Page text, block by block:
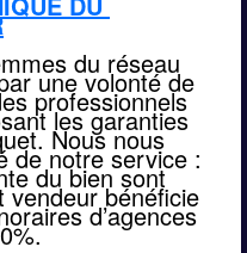
du réseau
une volonté de
professionnels
les garanties
Nous nous
de notre service :
du bien sont
vendeur bénéficie
d’agences